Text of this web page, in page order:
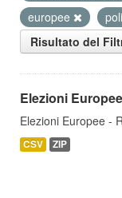
europee
Risultato del
Elezioni
Elezioni Europee -
CSV ZIP